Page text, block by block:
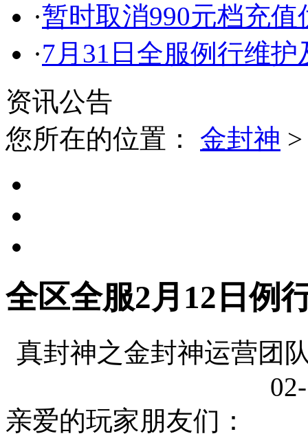
·暂时取消990元档充值
·7月31日全服例行维护
资讯公告
您所在的位置： 金封神
全区全服2月12日例
真封神之金封神运营团
亲爱的玩家朋友们：